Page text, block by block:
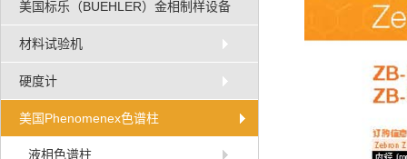
美国标乐（BUEHLER）金相制样设备
材料试验机
硬度计
美国Phenomenex色谱柱
液相色谱柱